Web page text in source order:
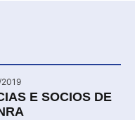
2019
E SOCIOS DE